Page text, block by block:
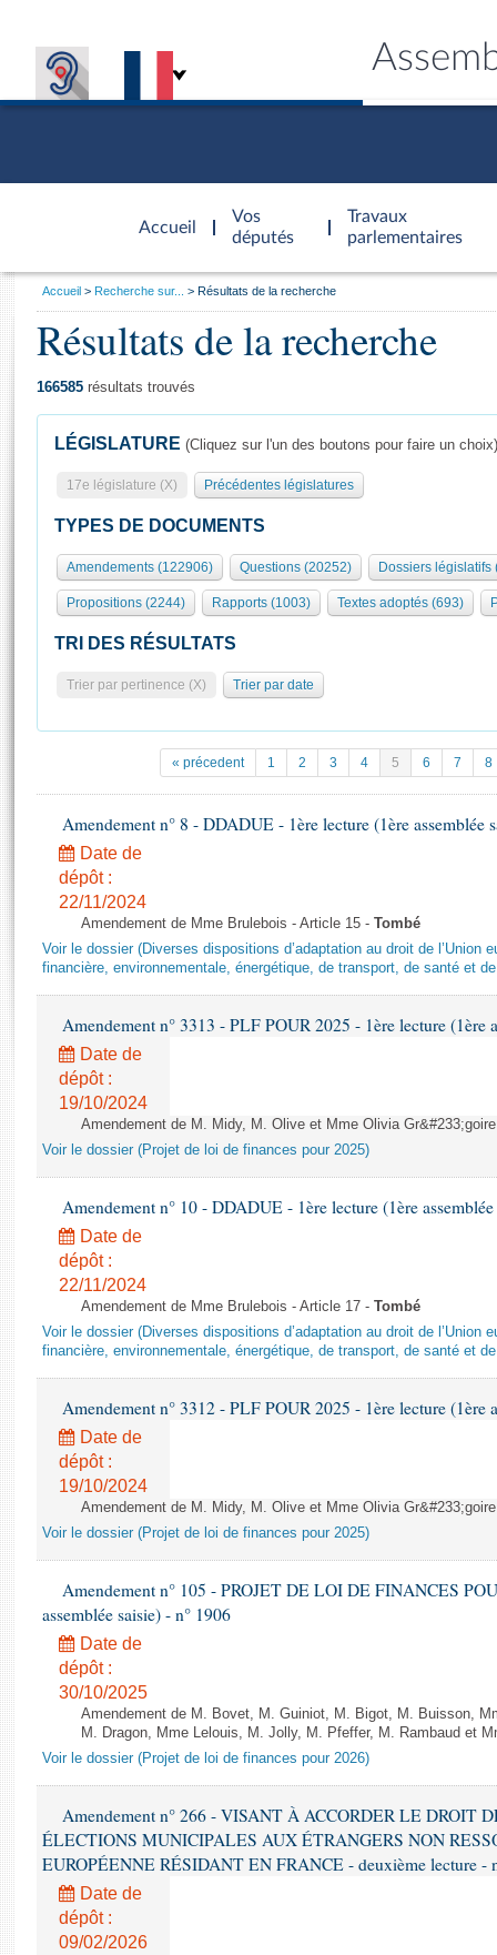
Accueil
d'accueil
Vos
députés
Travaux
parlementaires
Présidence
577 députés
Groupes politiques
Séance publique
Commissions et autres organes
Europe et International
Pétitions
Projets de loi
Propositions de loi
Amendements
Textes adoptés
Rapports d'information
Rapports d'enquête
Rapports législatifs
Rapports sur l'application des lois
Baromètre de l’application des lois
Dossiers législatifs
Questions écrites et orales
Comptes rendus des débats
Général
Rôle et pouvoirs de l'Assemblée
Organisation de l'Assemblée
Présidence Conférence des Présidents Bureau Collège des
Statistiques et chiffres clés
Documents de référence
( Constitution | Règlement de l'Assemblée ... )
Histoire
Juniors
Anciennes législatures
Liens vers les sites publics
Visiter l'Assemblée
Visite virtuelle du palais Bourbon
Assister à une séance
La Bibliothèque
Contacts et plan d'accès
Photos libres de droit
Vous
Accueil Recherche sur... Résultats de la recherche
Résultats de la recherche
166585 résultats trouvés
LÉGISLATURE (Cliquez sur l'un des boutons pour faire un choix)
17e législature (X) Précédentes législatures
TYPES DE DOCUMENTS
Amendements (122906) Questions (20252) Dossiers législatifs
Propositions (2244) Rapports (1003) Textes adoptés (693)
TRI DES RÉSULTATS
Trier par pertinence (X) Trier par date
« précedent 1 2 3 4 5 6 7 8
Amendement n° 8 - DDADUE - 1ère lecture (1ère assemblée
Date de
dépôt :
22/11/2024
Amendement de Mme Brulebois - Article 15 - Tombé
Voir le dossier (Diverses dispositions d’adaptation au droit de l’Union
financière, environnementale, énergétique, de transport, de santé et
Amendement n° 3313 - PLF POUR 2025 - 1ère lecture (1ère
Date de
dépôt :
19/10/2024
Amendement de M. Midy, M. Olive et Mme Olivia
Voir le dossier (Projet de loi de finances pour 2025)
Amendement n° 10 - DDADUE - 1ère lecture (1ère
Date de
dépôt :
22/11/2024
Amendement de Mme Brulebois - Article 17 - Tombé
Voir le dossier (Diverses dispositions d’adaptation au droit de l’Union
financière, environnementale, énergétique, de transport, de santé et
Amendement n° 3312 - PLF POUR 2025 - 1ère lecture (1ère
Date de
dépôt :
19/10/2024
Amendement de M. Midy, M. Olive et Mme Olivia
Voir le dossier (Projet de loi de finances pour 2025)
Amendement n° 105 - PROJET DE LOI DE FINANCES
assemblée saisie) - n° 1906
Date de
dépôt :
30/10/2025
Amendement de M. Bovet, M. Guiniot, M. Bigot, M. Buisson,
M. Dragon, Mme Lelouis, M. Jolly, M. Pfeffer, M. Rambaud et
Voir le dossier (Projet de loi de finances pour 2026)
Amendement n° 266 - VISANT À ACCORDER LE DROIT
ÉLECTIONS MUNICIPALES AUX ÉTRANGERS NON
EUROPÉENNE RÉSIDANT EN FRANCE - deuxième lecture -
Date de
dépôt :
09/02/2026